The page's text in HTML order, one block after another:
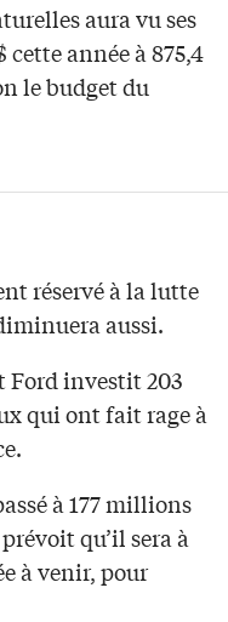
aura vu ses
année à 875,4
le budget du
réservé à la lutte
aussi.
Ford investit 203
qui ont fait rage à
à 177 millions
qu’il sera à
à venir, pour